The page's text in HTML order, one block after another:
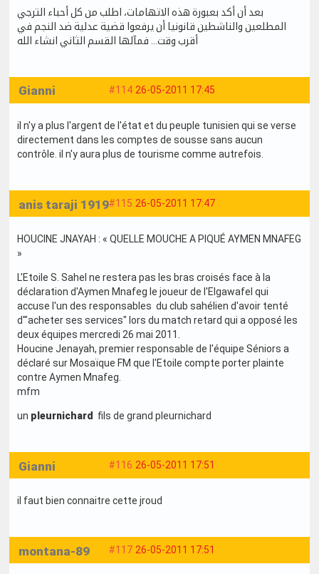
بعد أن أكد بعبورة هذه الاتهامات، اطلب من كل أحباء الترجي
المطلعين والناشطين قانونيا أن يرفعوا قضية عدلية ضد النجم في
أقرب وقت... فمآلها القسم الثاني انشاء الله
#114 26-05-2011 17:45
Gianni
il n'y a plus l'argent de l'état et du peuple tunisien qui se verse
directement dans les comptes de sousse sans aucun
contrôle. il n'y aura plus de tourisme comme autrefois.
#115 26-05-2011 17:47
anis taraji 1919
HOUCINE JNAYAH : « QUELLE MOUCHE A PIQUÉ AYMEN MNAFEG
»
L'Etoile S. Sahel ne restera pas les bras croisés face à la
déclaration d'Aymen Mnafeg le joueur de l'Elgawafel qui
accuse l'un des responsables du club sahélien d'avoir tenté
d'"acheter ses services" lors du match retard qui a opposé les
deux équipes mercredi 26 mai 2011.
Houcine Jenayah, premier responsable de l'équipe Séniors a
déclaré sur Mosaïque FM que l'Etoile compte porter plainte
contre Aymen Mnafeg.
mfm
un pleurnichard fils de grand pleurnichard
#116 26-05-2011 17:51
Gianni
il faut bien connaitre cette jroud
#117 26-05-2011 17:51
montana-89